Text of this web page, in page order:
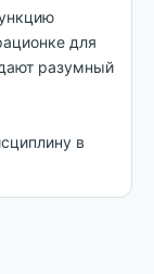
для
разумный
в